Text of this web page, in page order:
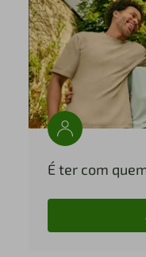
É ter com